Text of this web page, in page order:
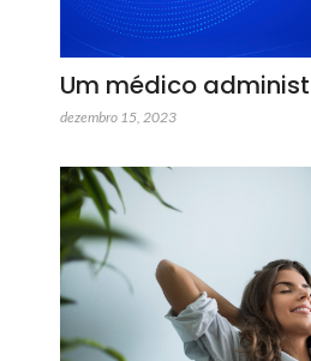
Um médico
dezembro 15, 2023